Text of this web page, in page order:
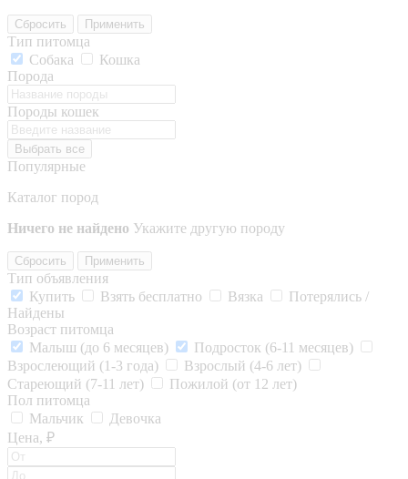
Сбросить Применить
Тип питомца
Собака
Кошка
Порода
Породы кошек
Выбрать все
Популярные
Каталог пород
Ничего не найдено Укажите другую породу
Сбросить Применить
Тип объявления
Купить
Взять бесплатно Вязка
Потерялись /
Найдены
Возраст питомца
Малыш (до 6 месяцев)
Подросток (6-11 месяцев)
Взрослеющий (1-3 года)
Взрослый (4-6 лет)
Стареющий (7-11 лет)
Пожилой (от 12 лет)
Пол питомца
Мальчик
Девочка
Цена, ₽